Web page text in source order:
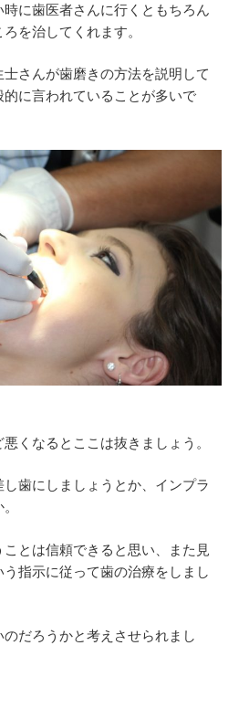
に歯医者さんに行くともちろん
を治してくれます。
さんが歯磨きの方法を説明して
的に言われていることが多いで
くなるとここは抜きましょう。
歯にしましょうとか、インプラ
とは信頼できると思い、また見
指示に従って歯の治療をしまし
だろうかと考えさせられまし